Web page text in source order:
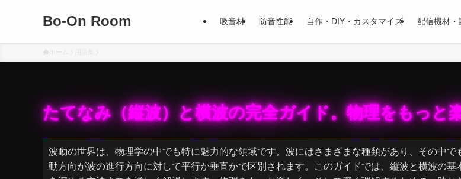
Bo-On Room 吸音材 防音性能 自作・DIY・カスタマイズ 配信機材・
たてなみ（縦波）と横波の完全ガイド。物理をもっと
波動の世界は、物理学の中でも特に魅力的な領域です。波にはさまざまな種類があり、その中
動方向が波の進行方向に対して平行か垂直かで区別されます。このガイドでは、縦波と横波の